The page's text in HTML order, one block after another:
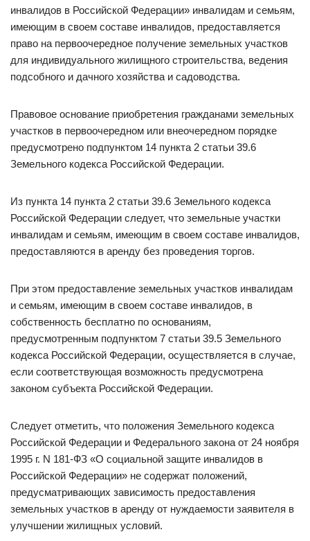
инвалидов в Российской Федерации» инвалидам и семьям,
имеющим в своем составе инвалидов, предоставляется
право на первоочередное получение земельных участков
для индивидуального жилищного строительства, ведения
подсобного и дачного хозяйства и садоводства.
Правовое основание приобретения гражданами земельных
участков в первоочередном или внеочередном порядке
предусмотрено подпунктом 14 пункта 2 статьи 39.6
Земельного кодекса Российской Федерации.
Из пункта 14 пункта 2 статьи 39.6 Земельного кодекса
Российской Федерации следует, что земельные участки
инвалидам и семьям, имеющим в своем составе инвалидов,
предоставляются в аренду без проведения торгов.
При этом предоставление земельных участков инвалидам
и семьям, имеющим в своем составе инвалидов, в
собственность бесплатно по основаниям,
предусмотренным подпунктом 7 статьи 39.5 Земельного
кодекса Российской Федерации, осуществляется в случае,
если соответствующая возможность предусмотрена
законом субъекта Российской Федерации.
Следует отметить, что положения Земельного кодекса
Российской Федерации и Федерального закона от 24 ноября
1995 г. N 181-ФЗ «О социальной защите инвалидов в
Российской Федерации» не содержат положений,
предусматривающих зависимость предоставления
земельных участков в аренду от нуждаемости заявителя в
улучшении жилищных условий.